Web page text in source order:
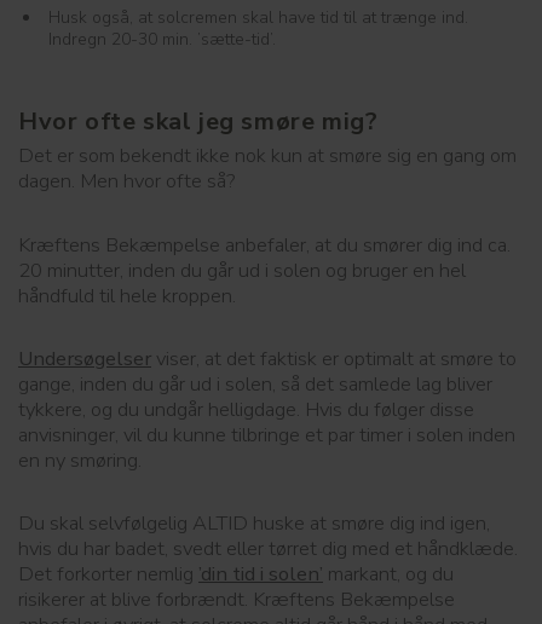
Husk også, at solcremen skal have tid til at trænge ind.
Indregn 20-30 min. ’sætte-tid’.
Hvor ofte skal jeg smøre mig?
Det er som bekendt ikke nok kun at smøre sig en gang om
dagen. Men hvor ofte så?
Kræftens Bekæmpelse anbefaler, at du smører dig ind ca.
20 minutter, inden du går ud i solen og bruger en hel
håndfuld til hele kroppen.
Undersøgelser viser, at det faktisk er optimalt at smøre to
gange, inden du går ud i solen, så det samlede lag bliver
tykkere, og du undgår helligdage. Hvis du følger disse
anvisninger, vil du kunne tilbringe et par timer i solen inden
en ny smøring.
Du skal selvfølgelig ALTID huske at smøre dig ind igen,
hvis du har badet, svedt eller tørret dig med et håndklæde.
Det forkorter nemlig ’din tid i solen’ markant, og du
risikerer at blive forbrændt. Kræftens Bekæmpelse